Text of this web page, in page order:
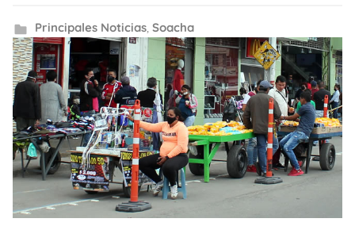
Principales Noticias, Soacha